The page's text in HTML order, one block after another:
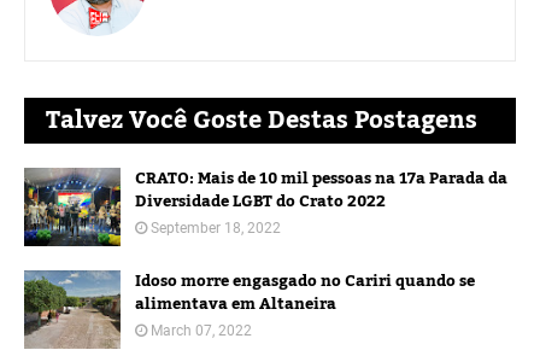
Talvez Você Goste Destas Postagens
CRATO: Mais de 10 mil pessoas na 17a Parada da
Diversidade LGBT do Crato 2022
September 18, 2022
Idoso morre engasgado no Cariri quando se
alimentava em Altaneira
March 07, 2022